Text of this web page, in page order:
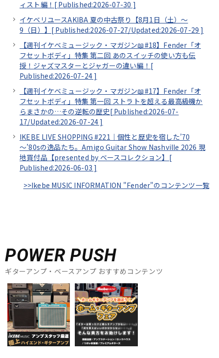
ィスト編！[ Published:2026-07-30 ]
イケベリユースAKIBA 夏の中古祭り【8月1日（土）～
9（日）】[ Published:2026-07-27/Updated:2026-07-29 ]
【週刊イケベミュージック・マガジン📖#18】Fender「オ
フセットボディ」特集 第二回 あのスイッチの使い方も伝
授！ジャズマスターとジャガーの違い編！[
Published:2026-07-24 ]
【週刊イケベミュージック・マガジン📖#17】Fender「オ
フセットボディ」特集 第一回 ストラトを超える最高級機か
らまさかの…その逆転の歴史[ Published:2026-07-
17/Updated:2026-07-24 ]
IKEBE LIVE SHOPPING #221｜個性と歴史を宿した’70
～’80sの逸品たち。Amigo Guitar Show Nashville 2026 現
地買付品【presented by ベースコレクション】[
Published:2026-06-03 ]
>>Ikebe MUSIC INFORMATION "Fender"のコンテンツ一覧
POWER PUSH
ギターアンプ・ベースアンプ おすすめコンテンツ